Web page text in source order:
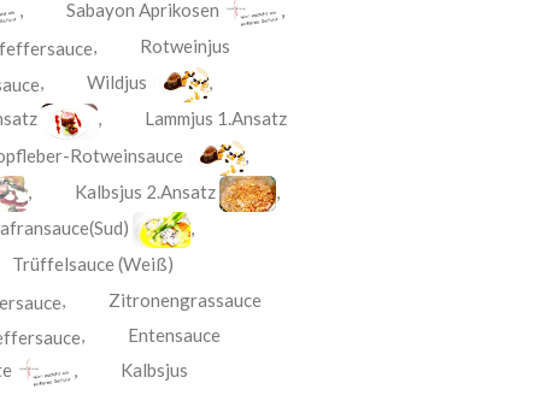
,Sabayon Aprikosen
,
, Rotweinjus
,Wildjus
,
, Lammjus 1.Ansatz
Rotweinsauce
,
, Kalbsjus 2.Ansatz
,
,
Trüffelsauce (Weiß)
, Zitronengrassauce
, Entensauce
, Kalbsjus